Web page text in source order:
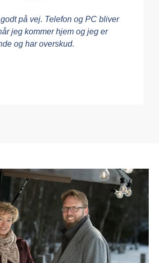
på vej. Telefon og PC bliver
jeg kommer hjem og jeg er
og har overskud.